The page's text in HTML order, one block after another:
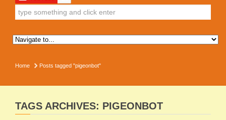
Home Posts tagged "pigeonbot"
TAGS ARCHIVES: PIGEONBOT